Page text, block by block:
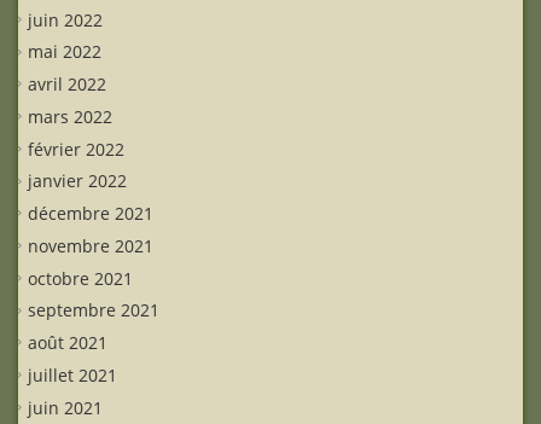
juin 2022
mai 2022
avril 2022
mars 2022
février 2022
janvier 2022
décembre 2021
novembre 2021
octobre 2021
septembre 2021
août 2021
juillet 2021
juin 2021